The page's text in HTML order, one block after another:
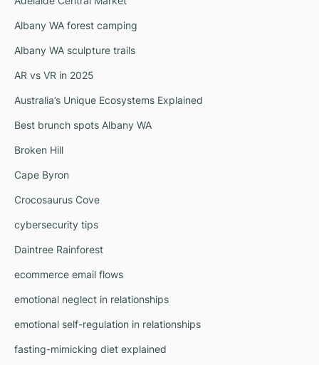
Albany WA forest camping
Albany WA sculpture trails
AR vs VR in 2025
Australia’s Unique Ecosystems Explained
Best brunch spots Albany WA
Broken Hill
Cape Byron
Crocosaurus Cove
cybersecurity tips
Daintree Rainforest
ecommerce email flows
emotional neglect in relationships
emotional self-regulation in relationships
fasting-mimicking diet explained